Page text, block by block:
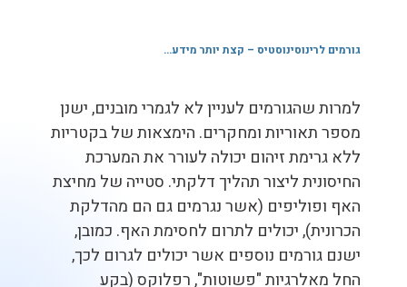
גורמים לרינוסינוסטיס – קצת יותר מידע…
למרות שהגורמים לעניין לא לגמרי מובנים, ישנן
מספר תאוריות ומחקרים. הימצאות של בקטריות
ללא גרימת זיהום יכולה לעורר את המערכת
החיסונית ליצור תהליך דלקתי. סטייה של מחיצת
האף ופוליפים (אשר נגרמים גם הם מהדלקת
הכרונית), יכולים לתרום לחסימת האף. כמובן,
ישנם גורמים נוספים אשר יכולים לגרום לכך,
החל מאלרגיות "פשוטות", רפלוקס (בקע